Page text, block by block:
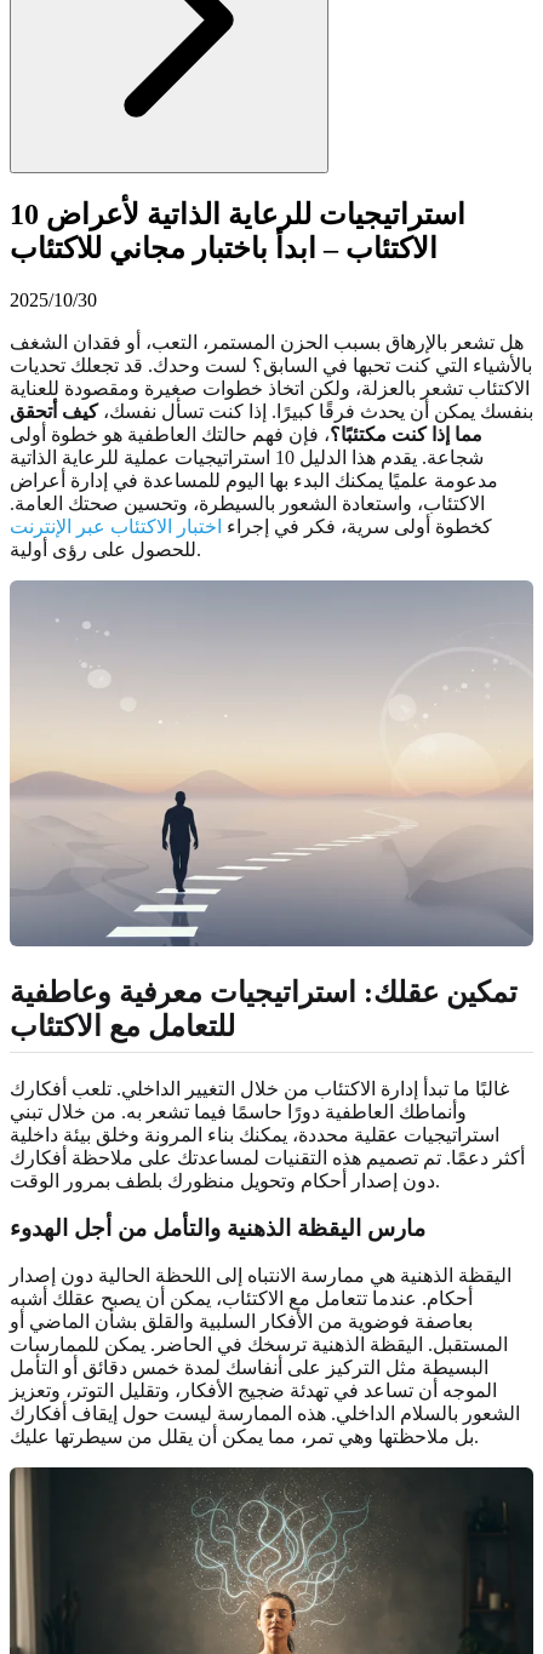
10 استراتيجيات للرعاية الذاتية لأعراض
الاكتئاب – ابدأ باختبار مجاني للاكتئاب
2025/10/30
هل تشعر بالإرهاق بسبب الحزن المستمر، التعب، أو فقدان الشغف
بالأشياء التي كنت تحبها في السابق؟ لست وحدك. قد تجعلك تحديات
الاكتئاب تشعر بالعزلة، ولكن اتخاذ خطوات صغيرة ومقصودة للعناية
بنفسك يمكن أن يحدث فرقًا كبيرًا. إذا كنت تسأل نفسك،كيف أتحقق
مما إذا كنت مكتئبًا؟، فإن فهم حالتك العاطفية هو خطوة أولى
شجاعة. يقدم هذا الدليل 10 استراتيجيات عملية للرعاية الذاتية
مدعومة علميًا يمكنك البدء بها اليوم للمساعدة في إدارة أعراض
الاكتئاب، واستعادة الشعور بالسيطرة، وتحسين صحتك العامة.
كخطوة أولى سرية، فكر في إجراء اختبار الاكتئاب عبر الإنترنت
للحصول على رؤى أولية.
تمكين عقلك: استراتيجيات معرفية وعاطفية
للتعامل مع الاكتئاب
غالبًا ما تبدأ إدارة الاكتئاب من خلال التغيير الداخلي. تلعب أفكارك
وأنماطك العاطفية دورًا حاسمًا فيما تشعر به. من خلال تبني
استراتيجيات عقلية محددة، يمكنك بناء المرونة وخلق بيئة داخلية
أكثر دعمًا. تم تصميم هذه التقنيات لمساعدتك على ملاحظة أفكارك
دون إصدار أحكام وتحويل منظورك بلطف بمرور الوقت.
مارس اليقظة الذهنية والتأمل من أجل الهدوء
اليقظة الذهنية هي ممارسة الانتباه إلى اللحظة الحالية دون إصدار
أحكام. عندما تتعامل مع الاكتئاب، يمكن أن يصبح عقلك أشبه
بعاصفة فوضوية من الأفكار السلبية والقلق بشأن الماضي أو
المستقبل. اليقظة الذهنية ترسخك في الحاضر. يمكن للممارسات
البسيطة مثل التركيز على أنفاسك لمدة خمس دقائق أو التأمل
الموجه أن تساعد في تهدئة ضجيج الأفكار، وتقليل التوتر، وتعزيز
الشعور بالسلام الداخلي. هذه الممارسة ليست حول إيقاف أفكارك
بل ملاحظتها وهي تمر، مما يمكن أن يقلل من سيطرتها عليك.